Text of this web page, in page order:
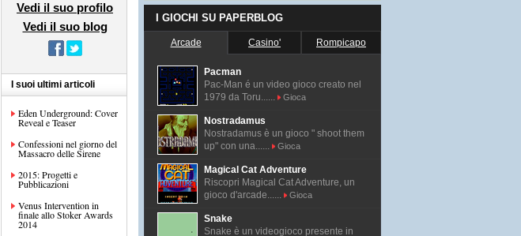
Vedi il suo profilo
Vedi il suo blog
I suoi ultimi articoli
Eden Underground: Cover
Reveal e Teaser
Confessioni nel giorno del
Massacro delle Sirene
2015: Progetti e
Pubblicazioni
Venus Intervention in
finale allo Stoker Awards
2014
I GIOCHI SU PAPERBLOG
Arcade Casino' Rompicapo
Pacman
Pac-Man é un video gioco creato nel
1979 da Toru......
Gioca
Nostradamus
Nostradamus è un gioco " shoot them
up" con una......
Gioca
Magical Cat Adventure
Riscopri Magical Cat Adventure, un
gioco d'arcade......
Gioca
Snake
Snake è un videogioco presente in